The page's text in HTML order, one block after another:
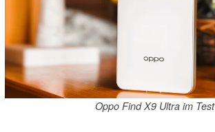
Oppo Find X9 Ultra im Test